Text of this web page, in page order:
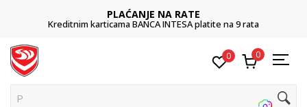
PLAĆANJE NA RATE
Kreditnim karticama BANCA INTESA platite na 9 rata
0 0
Pretr